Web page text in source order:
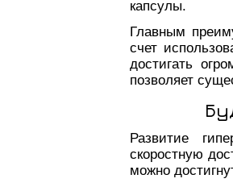
капсулы.
Главным
счет
достигать
позволяет
Развитие
скоростную
можно